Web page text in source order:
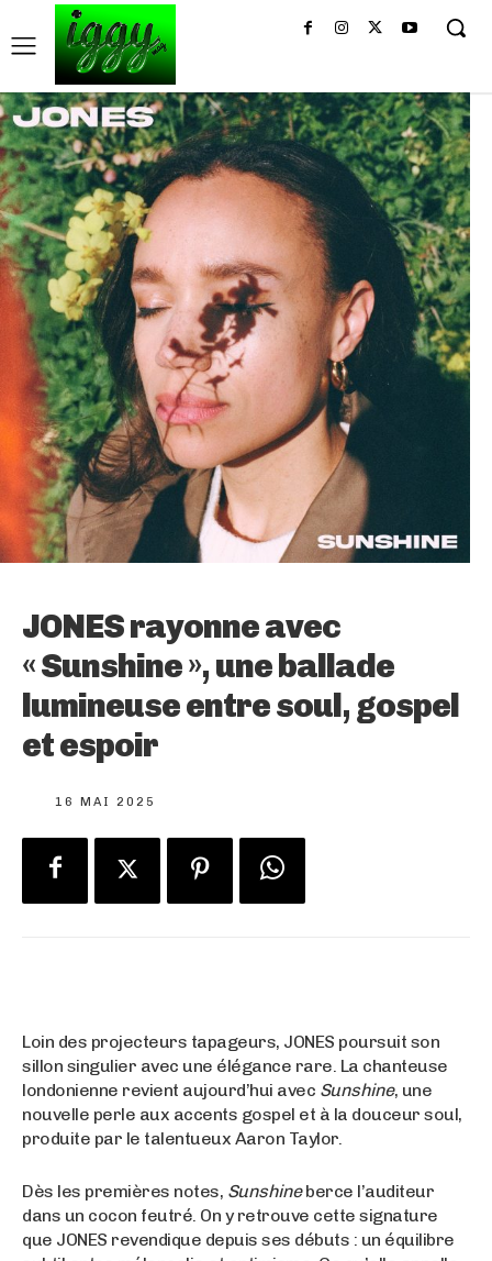
JONES rayonne avec
« Sunshine », une ballade
lumineuse entre soul, gospel
et espoir
16 MAI 2025
Loin des projecteurs tapageurs, JONES poursuit son
sillon singulier avec une élégance rare. La chanteuse
londonienne revient aujourd’hui avec Sunshine, une
nouvelle perle aux accents gospel et à la douceur soul,
produite par le talentueux Aaron Taylor.
Dès les premières notes, Sunshineberce l’auditeur
dans un cocon feutré. On y retrouve cette signature
que JONES revendique depuis ses débuts : un équilibre